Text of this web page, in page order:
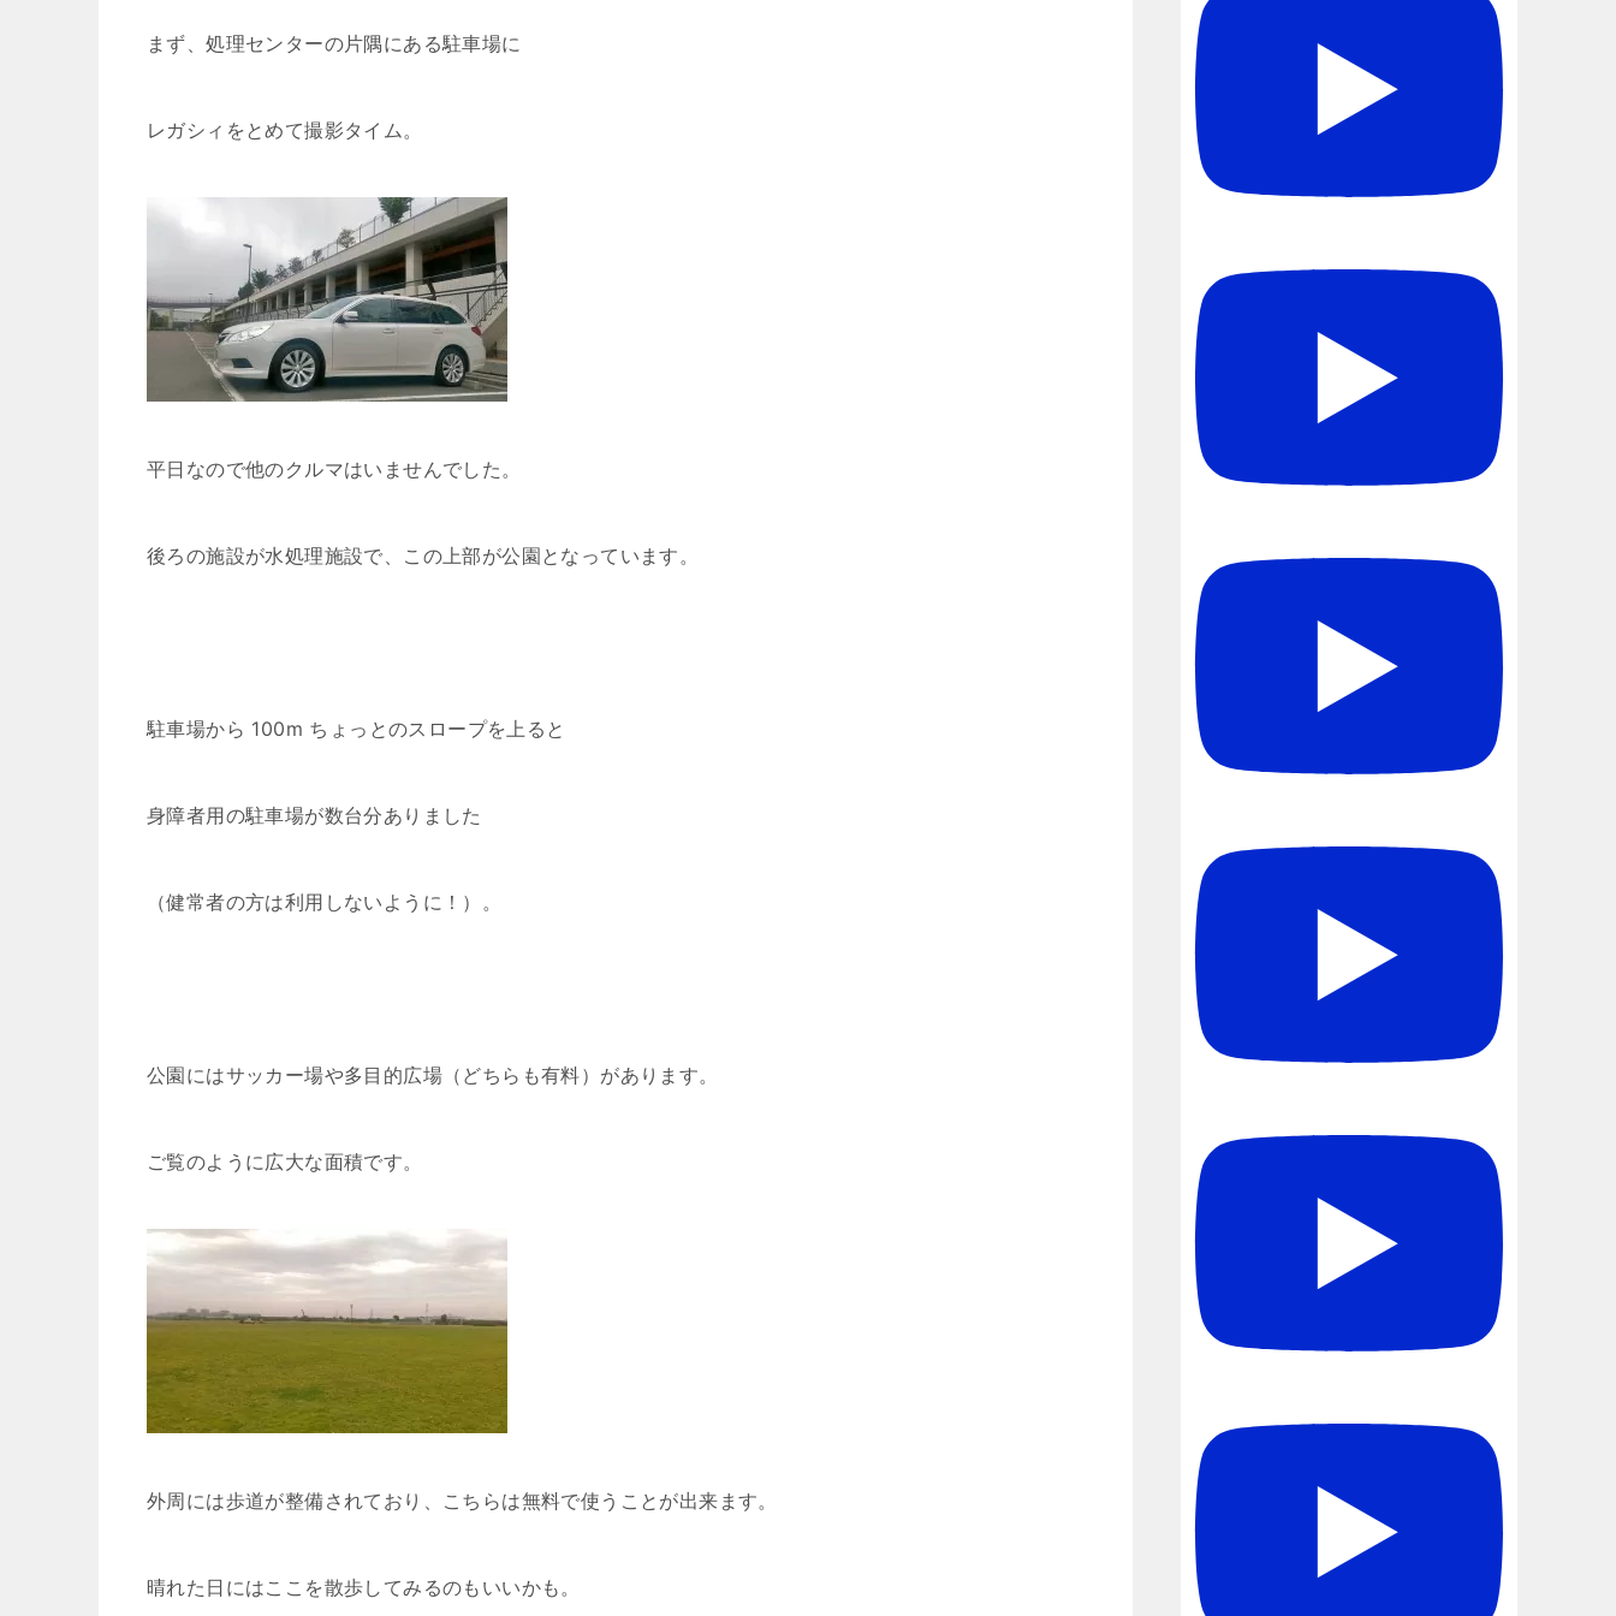
まず、処理センターの片隅にある駐車場に
レガシィをとめて撮影タイム。
平日なので他のクルマはいませんでした。
後ろの施設が水処理施設で、この上部が公園となっています。
駐車場から 100m ちょっとのスロープを上ると
身障者用の駐車場が数台分ありました
（健常者の方は利用しないように！）。
公園にはサッカー場や多目的広場（どちらも有料）があります。
ご覧のように広大な面積です。
外周には歩道が整備されており、こちらは無料で使うことが出来ます。
晴れた日にはここを散歩してみるのもいいかも。